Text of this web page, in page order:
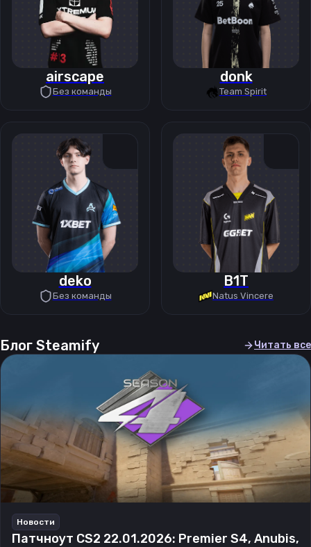
airscape
Без команды
donk
Team Spirit
deko
Без команды
B1T
Natus Vincere
Блог Steamify Читать все
Новости
Патчноут CS2 22.01.2026: Premier S4, Anubis,